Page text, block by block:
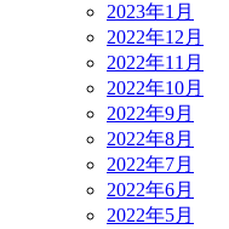
2023年1月
2022年12月
2022年11月
2022年10月
2022年9月
2022年8月
2022年7月
2022年6月
2022年5月